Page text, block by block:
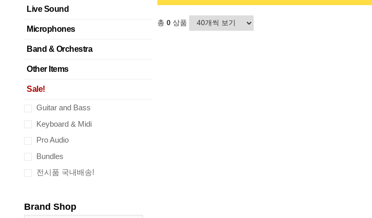
Live Sound
Microphones
Band & Orchestra
Other Items
Sale!
Guitar and Bass
Keyboard & Midi
Pro Audio
Bundles
전시품 국내배송!
Brand Shop
총 0 상품